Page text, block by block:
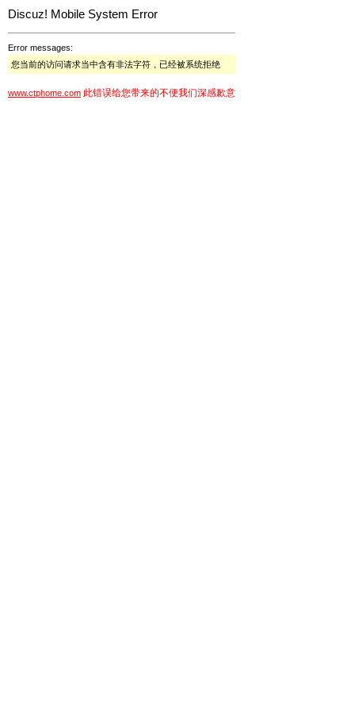
Discuz! Mobile System Error
Error messages:
您当前的访问请求当中含有非法字符，已经被系统拒绝
www.ctphome.com 此错误给您带来的不便我们深感歉意